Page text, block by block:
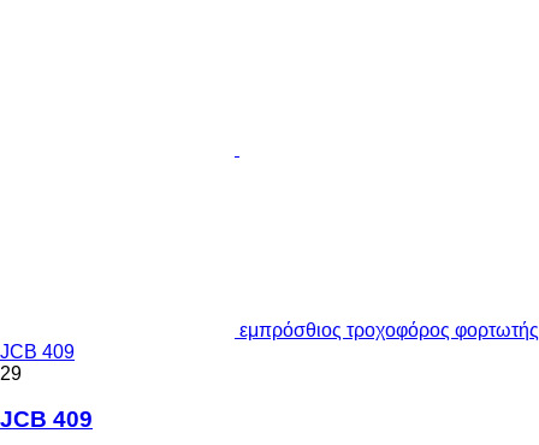
εμπρόσθιος τροχοφόρος φορτωτής
JCB 409
29
JCB 409